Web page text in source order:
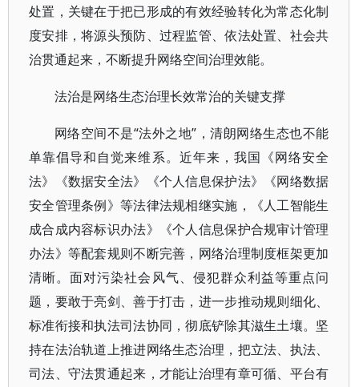
处置，关键在于把已形成的有效经验转化为常态化制
度安排，将源头预防、过程监管、依法处置、社会共
治贯通起来，不断提升网络空间治理效能。
法治是网络生态治理长效常治的关键支撑
网络空间不是“法外之地”，清朗网络生态也不能
单靠倡导和自觉来维系。近年来，我国《网络安全
法》《数据安全法》《个人信息保护法》《网络数据
安全管理条例》等法律法规相继实施，《人工智能生
成合成内容标识办法》《个人信息保护合规审计管理
办法》等配套规则不断完善，网络治理制度框架更加
清晰。面对污染社会风气、侵犯群众利益等重点问
题，要敢于亮剑、善于打击，进一步推动规则细化、
标准衔接和执法司法协同，彻底铲除其滋生土壤。坚
持在法治轨道上推进网络生态治理，把立法、执法、
司法、守法贯通起来，才能让治理有章可循、平台有